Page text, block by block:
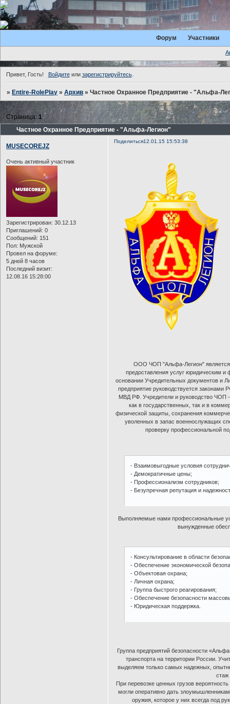
Форум Участники
Привет, Гость! Войдитеили зарегистрируйтесь.
»Entire-RolePlay »Архив »Частное Охранное Предприятие - "Альфа-
Частное Охранное Предприятие - "Альфа-Легион"
Страница:1
Поделиться12.01.15 15:53:38
MUSECOREJZ
Очень активный участник
Зарегистрирован: 30.12.13
Приглашений: 0
Сообщений: 151
Пол: Мужской
Провел на форуме:
5 дней 8 часов
Последний визит:
12.08.16 15:28:00
ООО ЧОП "Альфа-Легион" является
предоставления услуг юридическим и
основании Учредительных документов и
предприятие руководствуется
МВД РФ. Учредители и руководство ЧОП
как в государственных, так и в
физической защиты, сохранения
уволенных в запас военнослужащих
проверку профессиональной
- Взаимовыгодные условия
- Демократичные цены;
- Профессионализм сотрудников;
- Безупречная репутация и
Выполняемые нами профессиональные
вынужденные
- Консультирование в области
- Обеспечение экономической
- Объектовая охрана;
- Личная охрана;
- Группа быстрого реагирования;
- Обеспечение безопасности
- Юридическая поддержка.
Группа предприятий безопасности
транспорта на территории России.
выделяем только самых надежных,
стаж
При перевозке ценных грузов
могли оперативно дать
оружия, которое у них всегда под